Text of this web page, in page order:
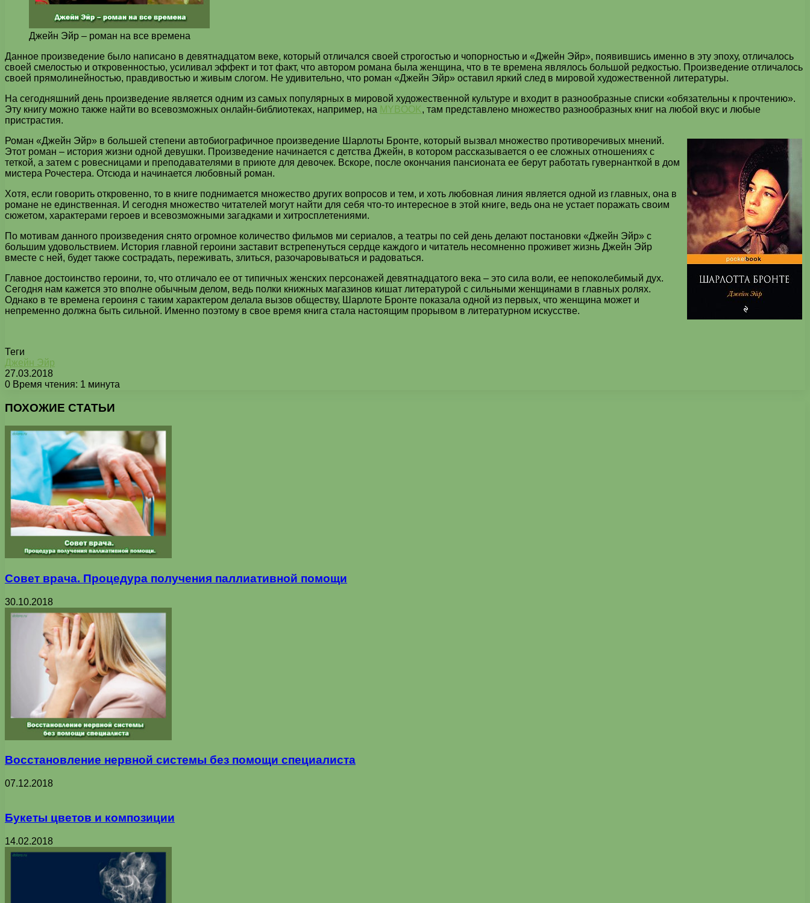
Джейн Эйр – роман на все времена
Данное произведение было написано в девятнадцатом веке, который отличался своей строгостью и чопорностью и «Джейн Эйр», появившись именно в эту эпоху, отличалось
своей смелостью и откровенностью, усиливал эффект и тот факт, что автором романа была женщина, что в те времена являлось большой редкостью. Произведение отличалось
своей прямолинейностью, правдивостью и живым слогом. Не удивительно, что роман «Джейн Эйр» оставил яркий след в мировой художественной литературы.
На сегодняшний день произведение является одним из самых популярных в мировой художественной культуре и входит в разнообразные списки «обязательны к прочтению».
Эту книгу можно также найти во всевозможных онлайн-библиотеках, например, на MYBOOK, там представлено множество разнообразных книг на любой вкус и любые
пристрастия.
Роман «Джейн Эйр» в большей степени автобиографичное произведение Шарлоты Бронте, который вызвал множество противоречивых мнений.
Этот роман – история жизни одной девушки. Произведение начинается с детства Джейн, в котором рассказывается о ее сложных отношениях с
теткой, а затем с ровесницами и преподавателями в приюте для девочек. Вскоре, после окончания пансионата ее берут работать гувернанткой в дом
мистера Рочестера. Отсюда и начинается любовный роман.
Хотя, если говорить откровенно, то в книге поднимается множество других вопросов и тем, и хоть любовная линия является одной из главных, она в
романе не единственная. И сегодня множество читателей могут найти для себя что-то интересное в этой книге, ведь она не устает поражать своим
сюжетом, характерами героев и всевозможными загадками и хитросплетениями.
По мотивам данного произведения снято огромное количество фильмов ми сериалов, а театры по сей день делают постановки «Джейн Эйр» с
большим удовольствием. История главной героини заставит встрепенуться сердце каждого и читатель несомненно проживет жизнь Джейн Эйр
вместе с ней, будет также сострадать, переживать, злиться, разочаровываться и радоваться.
Главное достоинство героини, то, что отличало ее от типичных женских персонажей девятнадцатого века – это сила воли, ее непоколебимый дух.
Сегодня нам кажется это вполне обычным делом, ведь полки книжных магазинов кишат литературой с сильными женщинами в главных ролях.
Однако в те времена героиня с таким характером делала вызов обществу, Шарлоте Бронте показала одной из первых, что женщина может и
непременно должна быть сильной. Именно поэтому в свое время книга стала настоящим прорывом в литературном искусстве.
Теги
Джейн Эйр
27.03.2018
0 Время чтения: 1 минута
ПОХОЖИЕ СТАТЬИ
Совет врача. Процедура получения паллиативной помощи
30.10.2018
Восстановление нервной системы без помощи специалиста
07.12.2018
Букеты цветов и композиции
14.02.2018